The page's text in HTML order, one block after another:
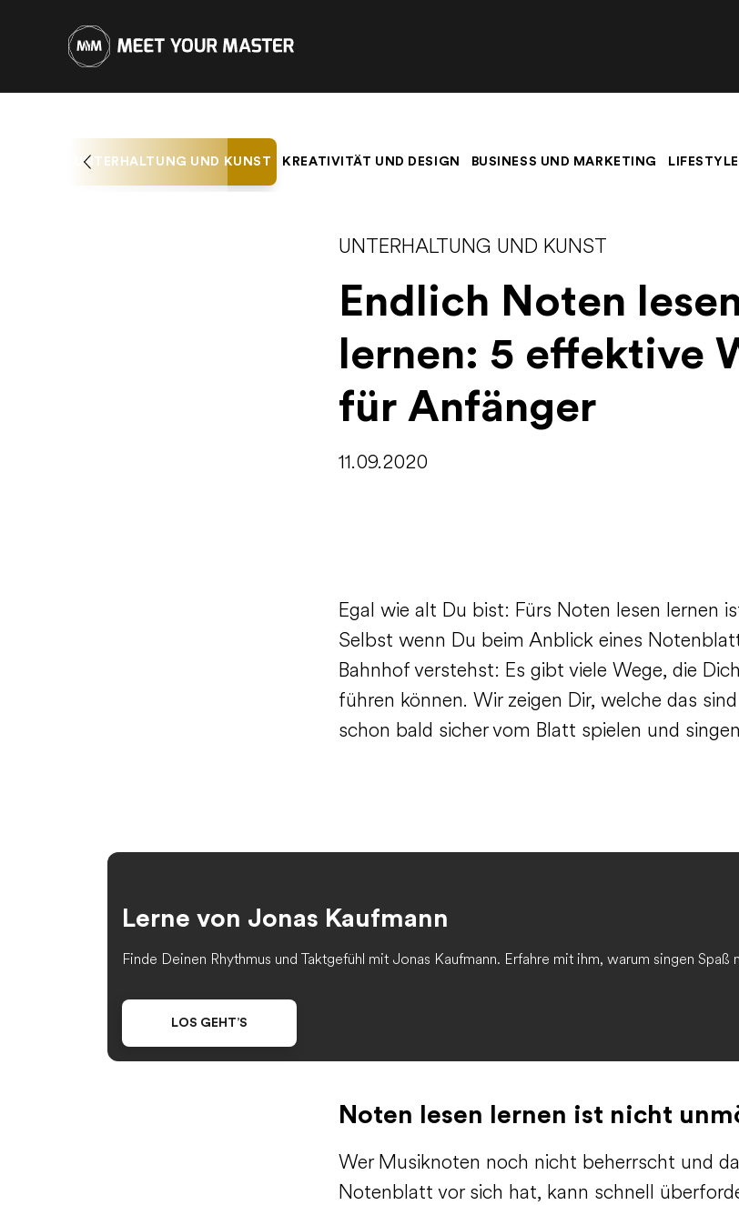
UNTERHALTUNG UND KUNST KREATIVITÄT UND DESIGN BUSINESS UND MARKETING
UNTERHALTUNG UND KUNST
Endlich Noten
lernen: 5 effektive
für Anfänger
11.09.2020
Egal wie alt Du bist: Fürs Noten lesen lernen
Selbst wenn Du beim Anblick eines
Bahnhof verstehst: Es gibt viele Wege, die
führen können. Wir zeigen Dir, welche das
schon bald sicher vom Blatt spielen und
Lerne von Jonas Kaufmann
Finde Deinen Rhythmus und Taktgefühl mit Jonas Kaufmann. Erfahre mit ihm, warum singen
LOS GEHT’S
Noten lesen lernen ist nicht
Wer Musiknoten noch nicht beherrscht und
Notenblatt vor sich hat, kann schnell